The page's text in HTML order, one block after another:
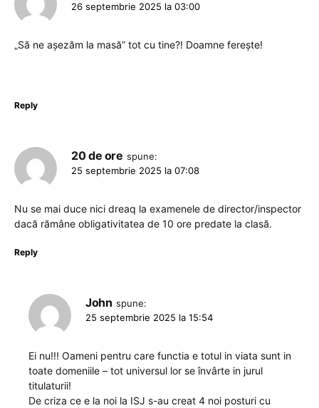
26 septembrie 2025 la 03:00
„Să ne așezăm la masă” tot cu tine?! Doamne ferește!
Reply
20 de ore spune:
25 septembrie 2025 la 07:08
Nu se mai duce nici dreaq la examenele de director/inspector
dacă rămâne obligativitatea de 10 ore predate la clasă.
Reply
John spune:
25 septembrie 2025 la 15:54
Ei nu!!! Oameni pentru care functia e totul in viata sunt in
toate domeniile – tot universul lor se învârte in jurul
titulaturii!
De criza ce e la noi la ISJ s-au creat 4 noi posturi cu